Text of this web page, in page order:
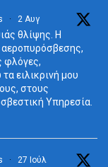
· 2 Αυγ
θλίψης. Η
φλόγες,
ειλικρινή μου
στους
Υπηρεσία.
· 27 Ιούλ